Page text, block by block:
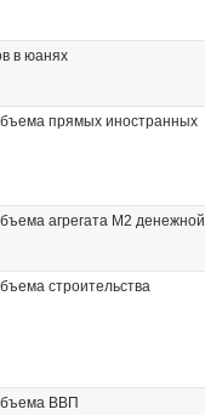
в юанях
прямых иностранных
агрегата М2 денежной
строительства
ВВП